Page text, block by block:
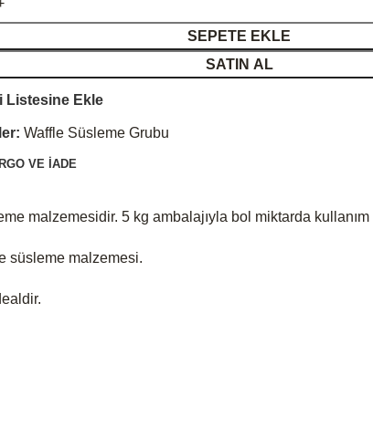
SEPETE EKLE
SATIN AL
Listesine Ekle
Waffle Süsleme Grubu
VE İADE
malzemesidir. 5 kg ambalajıyla bol miktarda kullanım
süsleme malzemesi.